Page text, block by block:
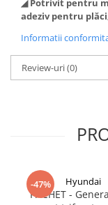
adeziv pentru
Informatii
Review-uri(0)
-47% Hyundai
PACHET -